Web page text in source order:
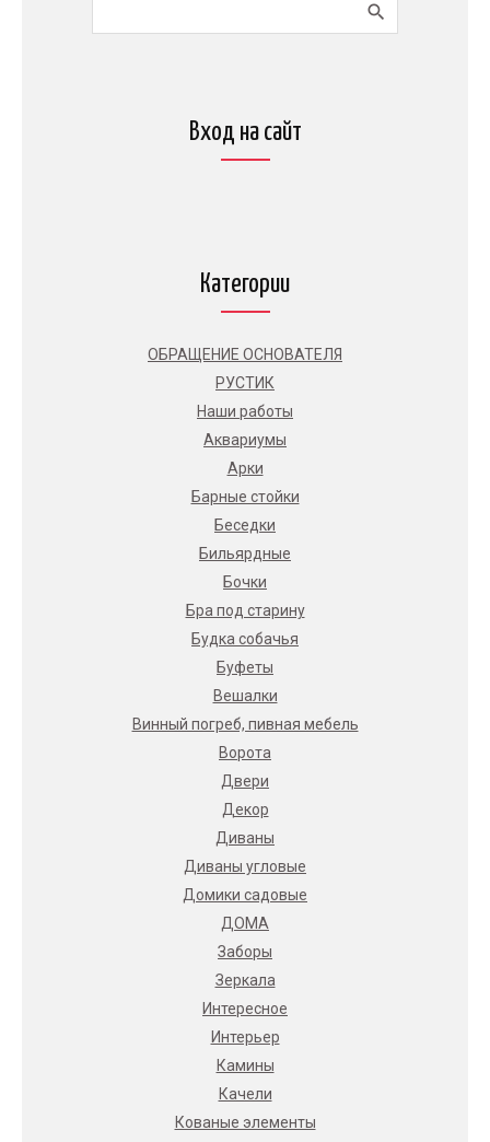
Вход на сайт
Категории
ОБРАЩЕНИЕ ОСНОВАТЕЛЯ
РУСТИК
Наши работы
Аквариумы
Арки
Барные стойки
Беседки
Бильярдные
Бочки
Бра под старину
Будка собачья
Буфеты
Вешалки
Винный погреб, пивная мебель
Ворота
Двери
Декор
Диваны
Диваны угловые
Домики садовые
ДОМА
Заборы
Зеркала
Интересное
Интерьер
Камины
Качели
Кованые элементы